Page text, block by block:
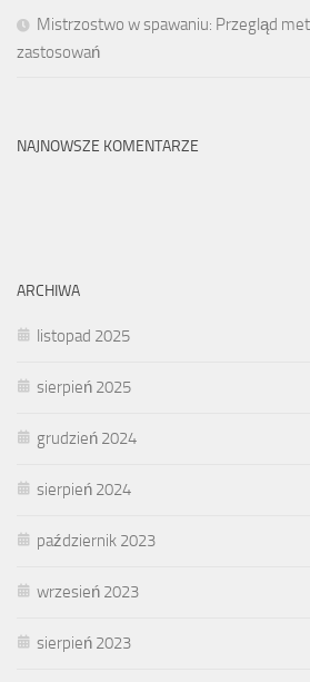
Mistrzostwo w spawaniu: Przegląd
zastosowań
NAJNOWSZE KOMENTARZE
ARCHIWA
listopad 2025
sierpień 2025
grudzień 2024
sierpień 2024
październik 2023
wrzesień 2023
sierpień 2023